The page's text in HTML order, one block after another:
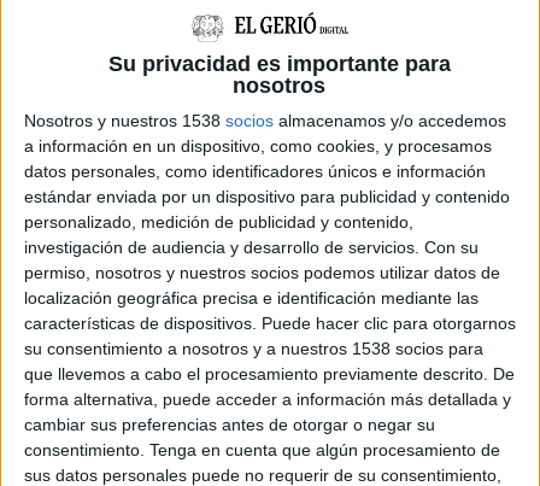
Su privacidad es importante para
nosotros
Nosotros y nuestros 1538 socios almacenamos y/o accedemos
a información en un dispositivo, como cookies, y procesamos
datos personales, como identificadores únicos e información
estándar enviada por un dispositivo para publicidad y contenido
personalizado, medición de publicidad y contenido,
investigación de audiencia y desarrollo de servicios. Con su
permiso, nosotros y nuestros socios podemos utilizar datos de
localización geográfica precisa e identificación mediante las
características de dispositivos. Puede hacer clic para otorgarnos
su consentimiento a nosotros y a nuestros 1538 socios para
que llevemos a cabo el procesamiento previamente descrito. De
forma alternativa, puede acceder a información más detallada y
cambiar sus preferencias antes de otorgar o negar su
consentimiento. Tenga en cuenta que algún procesamiento de
sus datos personales puede no requerir de su consentimiento,
Preguntat per si coneixien els motius, ha
explicat que està relacionat amb l'ocupació de
les vies de l'AVE a Girona l'aniversari de l'1-O
tot afegint que saben del cert que alguns dels
detinguts no hi van anar i que d'altres tenen
dubtes de si realment hi eren. "Davant tot el
que està passant amb la justícia espanyola,
totalment franquista, qualsevol actuació que
porti a terme és justificada sota qualsevol
paraigües i moltes vegades amb fets inventats